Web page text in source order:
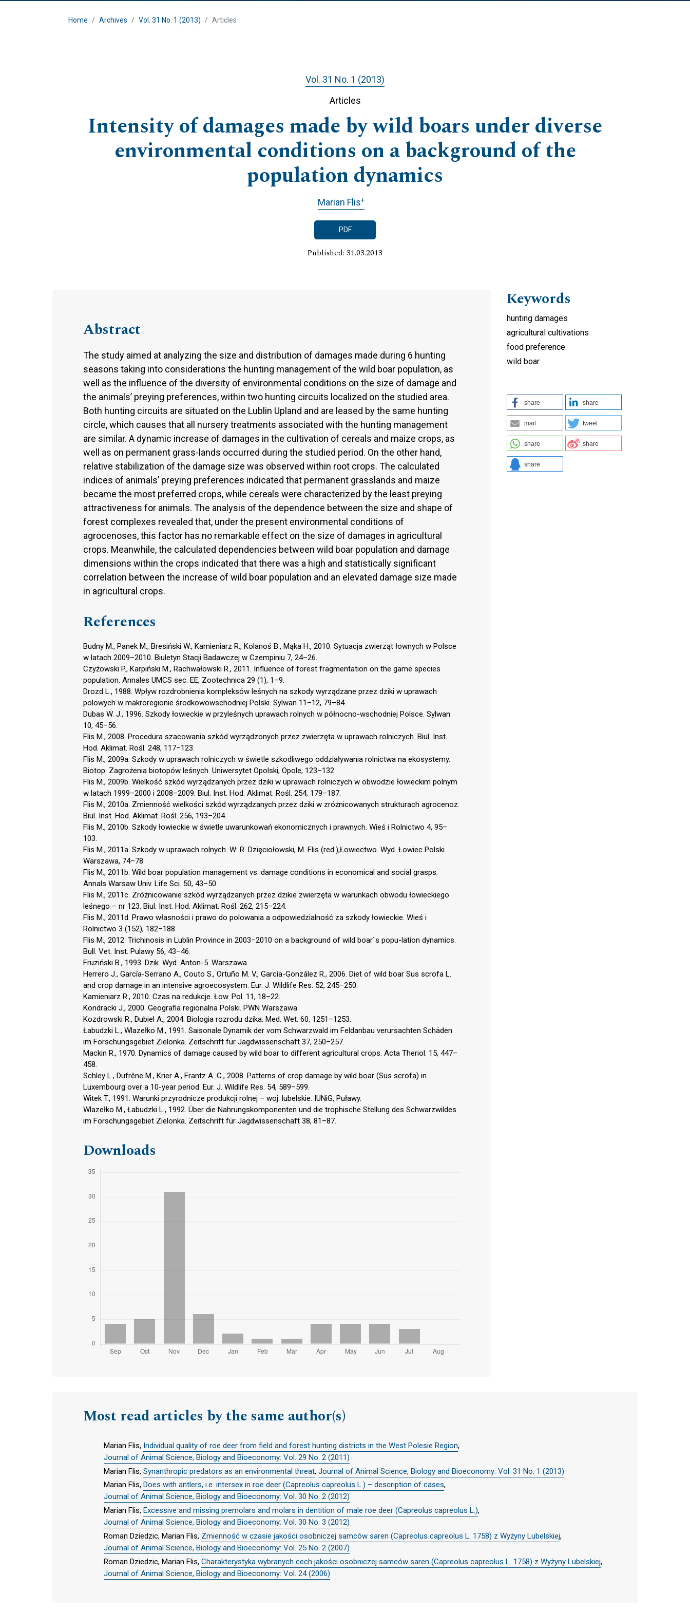
Home Archives Vol. 31 No. 1 (2013) Articles
Vol. 31 No. 1 (2013)
Articles
Intensity of damages made by wild boars under diverse
environmental conditions on a background of the
population dynamics
Marian Flis+
PDF
Published: 31.03.2013
Abstract
The study aimed at analyzing the size and distribution of damages made during 6 hunting
seasons taking into considerations the hunting management of the wild boar population, as
well as the influence of the diversity of environmental conditions on the size of damage and
the animals’ preying preferences, within two hunting circuits localized on the studied area.
Both hunting circuits are situated on the Lublin Upland and are leased by the same hunting
circle, which causes that all nursery treatments associated with the hunting management
are similar. A dynamic increase of damages in the cultivation of cereals and maize crops, as
well as on permanent grass-lands occurred during the studied period. On the other hand,
relative stabilization of the damage size was observed within root crops. The calculated
indices of animals’ preying preferences indicated that permanent grasslands and maize
became the most preferred crops, while cereals were characterized by the least preying
attractiveness for animals. The analysis of the dependence between the size and shape of
forest complexes revealed that, under the present environmental conditions of
agrocenoses, this factor has no remarkable effect on the size of damages in agricultural
crops. Meanwhile, the calculated dependencies between wild boar population and damage
dimensions within the crops indicated that there was a high and statistically significant
correlation between the increase of wild boar population and an elevated damage size made
in agricultural crops.
References
Budny M., Panek M., Bresiński W., Kamieniarz R., Kolanoś B., Mąka H., 2010. Sytuacja zwierząt łownych w Polsce
w latach 2009–2010. Biuletyn Stacji Badawczej w Czempiniu 7, 24–26.
Czyżowski P., Karpiński M., Rachwałowski R., 2011. Influence of forest fragmentation on the game species
population. Annales UMCS sec. EE, Zootechnica 29 (1), 1–9.
Drozd L., 1988. Wpływ rozdrobnienia kompleksów leśnych na szkody wyrządzane przez dziki w uprawach
polowych w makroregionie środkowowschodniej Polski. Sylwan 11–12, 79–84.
Dubas W. J., 1996. Szkody łowieckie w przyleśnych uprawach rolnych w północno-wschodniej Polsce. Sylwan
10, 45–56.
Flis M., 2008. Procedura szacowania szkód wyrządzonych przez zwierzęta w uprawach rolniczych. Biul. Inst.
Hod. Aklimat. Rośl. 248, 117–123.
Flis M., 2009a. Szkody w uprawach rolniczych w świetle szkodliwego oddziaływania rolnictwa na ekosystemy.
Biotop. Zagrożenia biotopów leśnych. Uniwersytet Opolski, Opole, 123–132.
Flis M., 2009b. Wielkość szkód wyrządzanych przez dziki w uprawach rolniczych w obwodzie łowieckim polnym
w latach 1999–2000 i 2008–2009. Biul. Inst. Hod. Aklimat. Rośl. 254, 179–187.
Flis M., 2010a. Zmienność wielkości szkód wyrządzanych przez dziki w zróżnicowanych strukturach agrocenoz.
Biul. Inst. Hod. Aklimat. Rośl. 256, 193–204.
Flis M., 2010b. Szkody łowieckie w świetle uwarunkowań ekonomicznych i prawnych. Wieś i Rolnictwo 4, 95–
103.
Flis M., 2011a. Szkody w uprawach rolnych. W: R. Dzięciołowski, M. Flis (red.),Łowiectwo. Wyd. Łowiec Polski.
Warszawa, 74–78.
Flis M., 2011b. Wild boar population management vs. damage conditions in economical and social grasps.
Annals Warsaw Univ. Life Sci. 50, 43–50.
Flis M., 2011c. Zróżnicowanie szkód wyrządzanych przez dzikie zwierzęta w warunkach obwodu łowieckiego
leśnego – nr 123. Biul. Inst. Hod. Aklimat. Rośl. 262, 215–224.
Flis M., 2011d. Prawo własności i prawo do polowania a odpowiedzialność za szkody łowieckie. Wieś i
Rolnictwo 3 (152), 182–188.
Flis M., 2012. Trichinosis in Lublin Province in 2003–2010 on a background of wild boar`s popu-lation dynamics.
Bull. Vet. Inst. Pulawy 56, 43–46.
Fruziński B., 1993. Dzik. Wyd. Anton-5. Warszawa.
Herrero J., García-Serrano A., Couto S., Ortuño M. V., García-González R., 2006. Diet of wild boar Sus scrofa L.
and crop damage in an intensive agroecosystem. Eur. J. Wildlife Res. 52, 245–250.
Kamieniarz R., 2010. Czas na redukcje. Łow. Pol. 11, 18–22.
Kondracki J., 2000. Geografia regionalna Polski. PWN Warszawa.
Kozdrowski R., Dubiel A., 2004. Biologia rozrodu dzika. Med. Wet. 60, 1251–1253.
Łabudzki L., Wlazełko M., 1991. Saisonale Dynamik der vom Schwarzwald im Feldanbau verursachten Schäden
im Forschungsgebiet Zielonka. Zeitschrift für Jagdwissenschaft 37, 250–257.
Mackin R., 1970. Dynamics of damage caused by wild boar to different agricultural crops. Acta Theriol. 15, 447–
458.
Schley L., Dufrêne M., Krier A., Frantz A. C., 2008. Patterns of crop damage by wild boar (Sus scrofa) in
Luxembourg over a 10-year period. Eur. J. Wildlife Res. 54, 589–599.
Witek T., 1991. Warunki przyrodnicze produkcji rolnej – woj. lubelskie. IUNiG, Puławy.
Wlazełko M., Łabudzki L., 1992. Über die Nahrungskomponenten und die trophische Stellung des Schwarzwildes
im Forschungsgebiet Zielonka. Zeitschrift für Jagdwissenschaft 38, 81–87.
Downloads
Keywords
hunting damages
agricultural cultivations
food preference
wild boar
share share
mail tweet
share share
share
Most read articles by the same author(s)
Marian Flis, Individual quality of roe deer from field and forest hunting districts in the West Polesie Region,
Journal of Animal Science, Biology and Bioeconomy: Vol. 29 No. 2 (2011)
Marian Flis, Synanthropic predators as an environmental threat, Journal of Animal Science, Biology and Bioeconomy: Vol. 31 No. 1 (2013)
Marian Flis, Does with antlers, i.e. intersex in roe deer (Capreolus capreolus L.) – description of cases,
Journal of Animal Science, Biology and Bioeconomy: Vol. 30 No. 2 (2012)
Marian Flis, Excessive and missing premolars and molars in dentition of male roe deer (Capreolus capreolus L.),
Journal of Animal Science, Biology and Bioeconomy: Vol. 30 No. 3 (2012)
Roman Dziedzic, Marian Flis, Zmienność w czasie jakości osobniczej samców saren (Capreolus capreolus L. 1758) z Wyżyny Lubelskiej,
Journal of Animal Science, Biology and Bioeconomy: Vol. 25 No. 2 (2007)
Roman Dziedzic, Marian Flis, Charakterystyka wybranych cech jakości osobniczej samców saren (Capreolus capreolus L. 1758) z Wyżyny Lubelskiej,
Journal of Animal Science, Biology and Bioeconomy: Vol. 24 (2006)